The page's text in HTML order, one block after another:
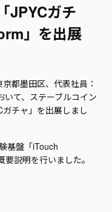
JPYCガチ
」を出展
都墨田区、代表社員：
て、ステーブルコイン
チャ」を出展しまし
基盤「iTouch
説明を行いました。